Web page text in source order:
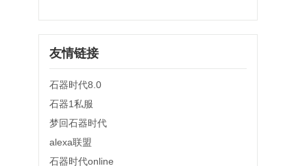
友情链接
石器时代8.0
石器1私服
梦回石器时代
alexa联盟
石器时代online